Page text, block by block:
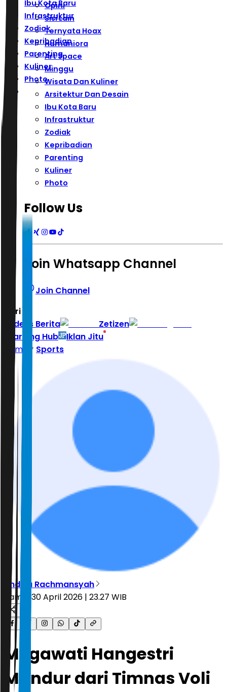
Ibu Kota Baru
Infrastruktur
Zodiak
Kepribadian
Parenting
Kuliner
Photo
Opini
Sisi Lain
Ternyata Hoax
Humaniora
Art Space
Minggu
Wisata Dan Kuliner
Arsitektur Dan Desain
Ibu Kota Baru
Infrastruktur
Zodiak
Kepribadian
Parenting
Kuliner
Photo
Follow Us
Join Whatsapp Channel
Join Channel
Hari ini
Indeks Berita
Zetizen
Learning Hub
Iklan Jitu
Home
Sports
Andika Rachmansyah
Kamis, 30 April 2026 | 23.27 WIB
Megawati Hangestri
Mundur dari Timnas Voli